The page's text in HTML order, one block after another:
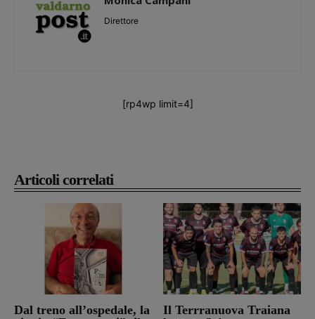
Articoli correlati
Dal treno all’ospedale, la
Il Terrranuova Traiana
Direttore
[rp4wp limit=4]